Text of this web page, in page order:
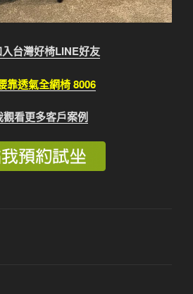
台灣好椅LINE好友
靠透氣全網椅 8006
觀看更多客戶案例